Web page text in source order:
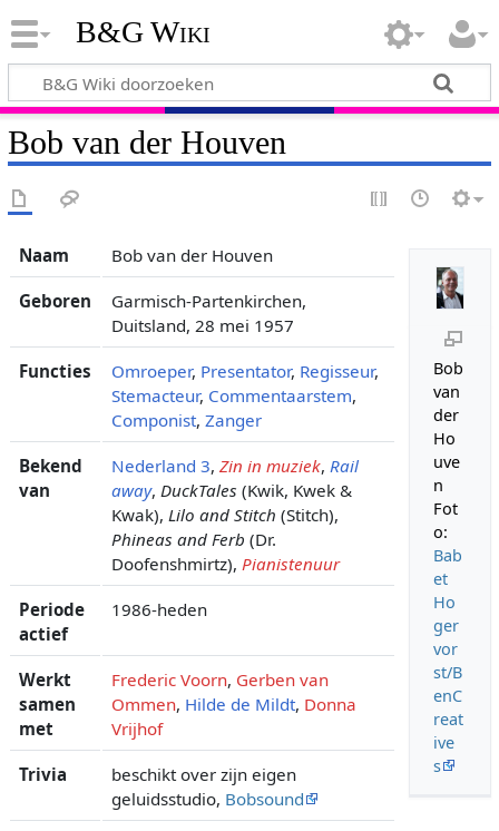
B&G Wiki
Bob van der Houven
Bob
van
der
Ho
uve
n
Fot
o:
Bab
et
Ho
ger
vor
st/B
enC
reat
ive
s
Naam Bob van der Houven
Geboren
Garmisch-Partenkirchen,
Duitsland, 28 mei 1957
Functies Omroeper, Presentator, Regisseur,
Stemacteur, Commentaarstem,
Componist, Zanger
Bekend
van
Nederland 3, Zin in muziek, Rail
away, DuckTales (Kwik, Kwek &
Kwak), Lilo and Stitch (Stitch),
Phineas and Ferb (Dr.
Doofenshmirtz), Pianistenuur
Periode
actief
1986-heden
Werkt
samen
met
Frederic Voorn, Gerben van
Ommen, Hilde de Mildt, Donna
Vrijhof
Trivia
beschikt over zijn eigen
geluidsstudio, Bobsound